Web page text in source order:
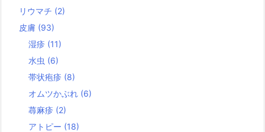
リウマチ (2)
皮膚 (93)
湿疹 (11)
水虫 (6)
帯状疱疹 (8)
オムツかぶれ (6)
蕁麻疹 (2)
アトピー (18)